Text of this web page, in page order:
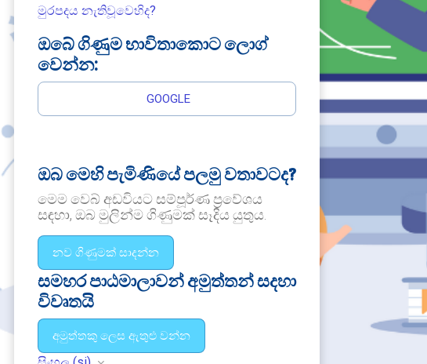
මුරපදය නැතිවූවෙහිද?
ඔබේ ගිණුම භාවිතාකොට ලොග්
වෙන්න:
GOOGLE
ඔබ මෙහි පැමිණියේ පලමු වතාවටද?
මෙම වෙබ් අඩවියට සම්පූර්ණ ප්‍රවේශය
සඳහා, ඔබ මුලින්ම ගිණුමක් සෑදිය යුතුය.
නව ගිණුමක් සාදන්න
සමහර පාඨමාලාවන් අමුත්තන් සදහා
විවෘතයි
අමුත්තකු ලෙස ඇතුළු වන්න